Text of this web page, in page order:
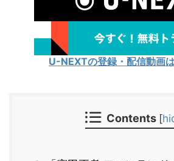
U-NEXTの登録・配信動画
Contents [